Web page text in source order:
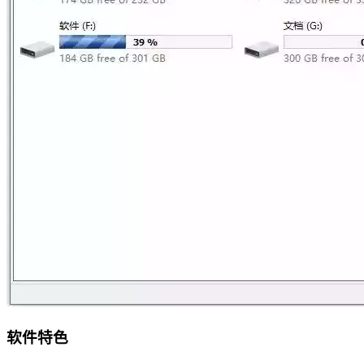
软件特色